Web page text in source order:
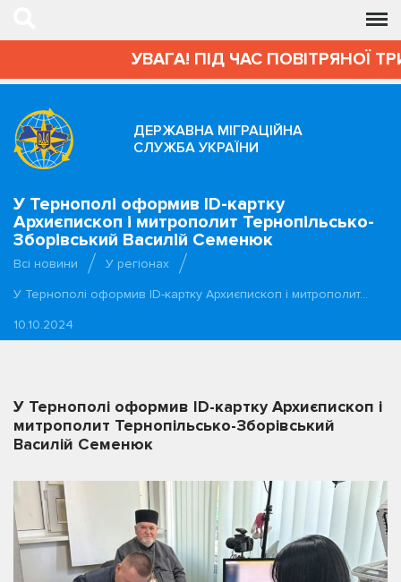
УВАГА! ПІД ЧАС ПОВІТРЯНОЇ
ДЕРЖАВНА МІГРАЦІЙНА
СЛУЖБА УКРАЇНИ
У Тернополі оформив ID-картку
Архиєпископ і митрополит Тернопільсько-
Зборівський Василій Семенюк
Всі новини
У регіонах
У Тернополі оформив ID-картку Архиєпископ і митрополит…
10.10.2024
У Тернополі оформив ID-картку Архиєпископ і
митрополит Тернопільсько-Зборівський
Василій Семенюк